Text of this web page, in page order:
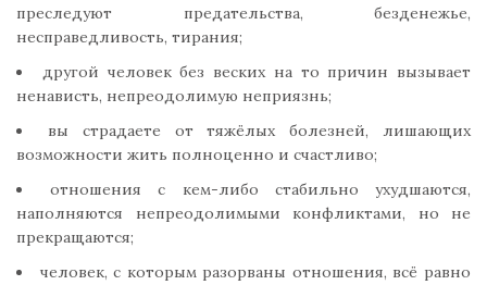
преследуют предательства, безденежье,
несправедливость, тирания;
другой человек без веских на то причин вызывает
ненависть, непреодолимую неприязнь;
вы страдаете от тяжёлых болезней, лишающих
возможности жить полноценно и счастливо;
отношения с кем-либо стабильно ухудшаются,
наполняются непреодолимыми конфликтами, но не
прекращаются;
человек, с которым разорваны отношения, всё равно